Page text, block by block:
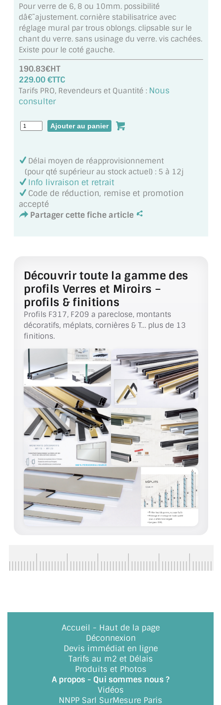
LOTS DE MIROIRS EN MOZAÏQUE
MIROIR POUR PORTE
MIROIR DE SALLE DE BAIN
MIROIR PAROI DE DOUCHE
MIROIR POUR SALLE DE SPORT
MIROIR TV
VERRE SUR MESURE
VERRE EXTRACLAIR
VERRE TREMPÉ (SÉCURIT)
VERRE ANTI-REFLET
VERRE LAQUÉ/CRÉDENCE
VERRE FEUILLETÉ/TREMPÉ
DALLE DE SOL EN VERRE
PORTE EN VERRE
GARDE CORPS EN VERRE
VERRIÈRE TYPE ATELIER
VERRES TEXTURÉS
PLEXIGLAS PMMA
DOUBLE VITRAGE
ACCESSOIRES & QUINCAILLERIE
CATALOGUE DE PROFILS ET FIXATION DU
CONNECTEURS ET ASSEMBLAGE DE VERRES
PLATS ET CORNIÈRES
LES CHARNIÈRES DE PORTE EN VERRE
BOUTONS ET POIGNÉES
Pour verre de 6, 8 ou 10mm. possibilité
dâ€˜ajustement. cornière stabilisatrice avec
réglage mural par trous oblongs. clipsable sur le
chant du verre. sans usinage du verre. vis cachées.
Existe pour le coté gauche.
190.83€HT
229.00 €TTC
Tarifs PRO, Revendeurs et Quantité : Nous
consulter
Délai moyen de réapprovisionnement
(pour qté supérieur au stock actuel) : 5 à 12j
Info livraison et retrait
Code de réduction, remise et promotion
accepté
Partager cette fiche article
Découvrir toute la gamme des
profils Verres et Miroirs –
profils & finitions
Profils F317, F209 a pareclose, montants
décoratifs, méplats, cornières & T… plus de 13
finitions.
Accueil - Haut de la page
Déconnexion
Devis immédiat en ligne
Tarifs au m2 et Délais
Produits et Photos
A propos - Qui sommes nous ?
Vidéos
NNPP Sarl SurMesure Paris